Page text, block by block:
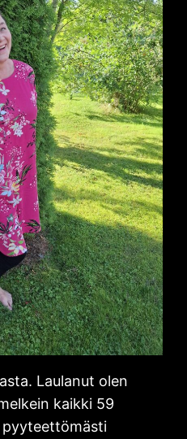
Laulanut olen
kaikki 59
pyyteettömästi